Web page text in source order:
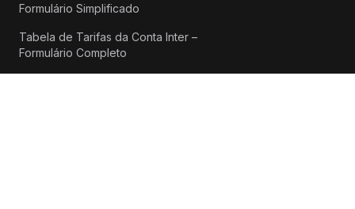
Formulário Simplificado
Tabela de Tarifas da Conta Inter –
Formulário Completo